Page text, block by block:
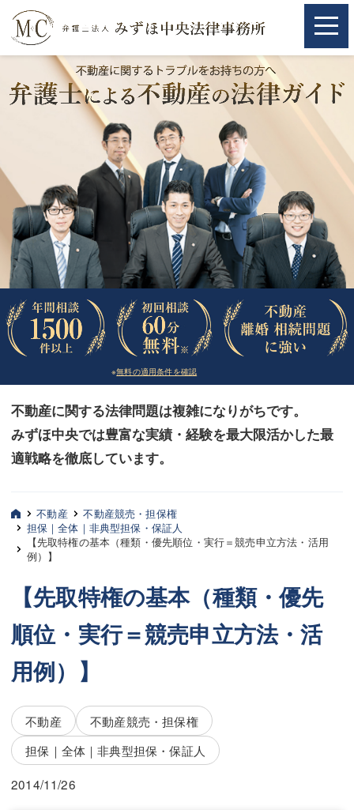
取扱分野
相続・遺言
離婚（夫婦間トラブル）
企業法務
労働問題（解雇，残業等）
刑事弁護
交通事故
法律相談など（その他）
お客様へ
みずほ中央の特長・形式編
弁護士紹介
酒井 博之
坂本 陽一
桶川 聡
三平 隆史
吉元 優仁
小川 祐
※無料の適用条件を確認
不動産に関する法律問題は複雑になりがちです。
みずほ中央では豊富な実績・経験を最大限活かした最
適戦略を徹底しています。
取扱分野
相続・遺言
離婚（夫婦間トラブル）
企業法務
労働問題（解雇，残業等）
刑事弁護
交通事故
法律相談など（その他）
お客様へ
みずほ中央の特長・形式編
弁護士紹介
酒井 博之
坂本 陽一
桶川 聡
三平 隆史
吉元 優仁
弁護士費用
不動産
不動産競売・担保権
担保｜全体｜非典型担保・保証人
【先取特権の基本（種類・優先順位・実行＝競売申立方法・活用
例）】
【先取特権の基本（種類・優先
順位・実行＝競売申立方法・活
用例）】
不動産
不動産競売・担保権
担保｜全体｜非典型担保・保証人
2014/11/26